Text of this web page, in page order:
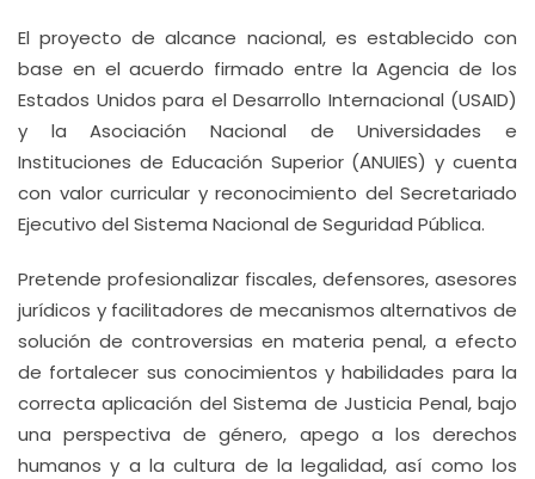
El proyecto de alcance nacional, es establecido con
base en el acuerdo firmado entre la Agencia de los
Estados Unidos para el Desarrollo Internacional (USAID)
y la Asociación Nacional de Universidades e
Instituciones de Educación Superior (ANUIES) y cuenta
con valor curricular y reconocimiento del Secretariado
Ejecutivo del Sistema Nacional de Seguridad Pública.
Pretende profesionalizar fiscales, defensores, asesores
jurídicos y facilitadores de mecanismos alternativos de
solución de controversias en materia penal, a efecto
de fortalecer sus conocimientos y habilidades para la
correcta aplicación del Sistema de Justicia Penal, bajo
una perspectiva de género, apego a los derechos
humanos y a la cultura de la legalidad, así como los